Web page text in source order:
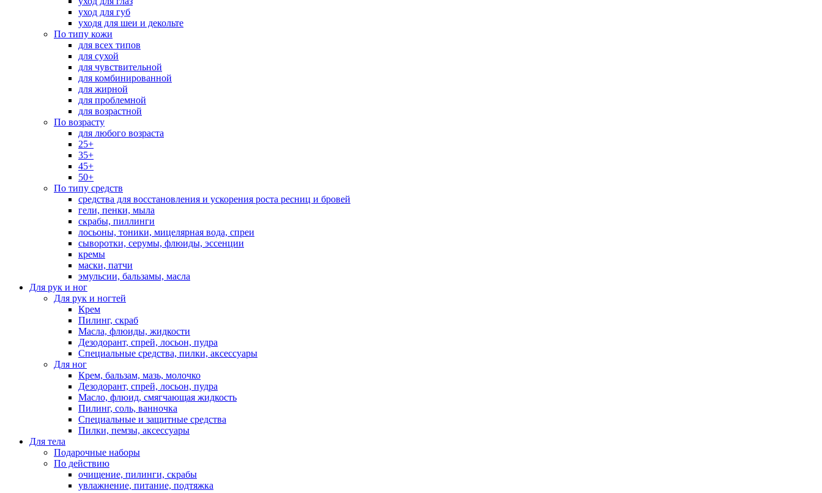
уход для губ
уходя для шеи и декольте
По типу кожи
для всех типов
для сухой
для чувствительной
для комбинированной
для жирной
для проблемной
для возрастной
По возрасту
для любого возраста
25+
35+
45+
50+
По типу средств
средства для восстановления и ускорения роста ресниц и бровей
гели, пенки, мыла
скрабы, пиллинги
лосьоны, тоники, мицелярная вода, спреи
сыворотки, серумы, флюиды, эссенции
кремы
маски, патчи
эмульсии, бальзамы, масла
Для рук и ног
Для рук и ногтей
Крем
Пилинг, скраб
Масла, флюиды, жидкости
Дезодорант, спрей, лосьон, пудра
Специальные средства, пилки, аксессуары
Для ног
Крем, бальзам, мазь, молочко
Дезодорант, спрей, лосьон, пудра
Масло, флюид, смягчающая жидкость
Пилинг, соль, ванночка
Специальные и защитные средства
Пилки, пемзы, аксессуары
Для тела
Подарочные наборы
По действию
очищение, пилинги, скрабы
увлажнение, питание, подтяжка